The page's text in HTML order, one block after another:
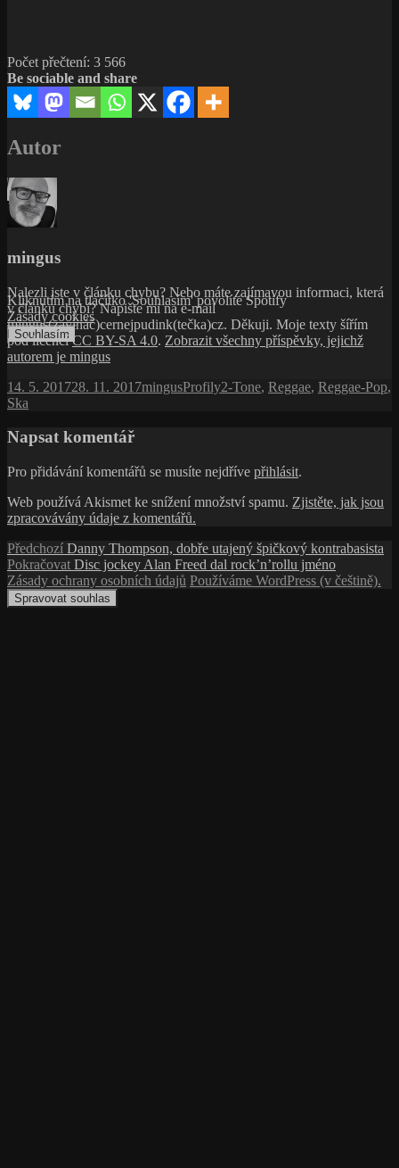
Kliknutím na tlačítko 'Souhlasím' povolíte Spotify
Zásady cookies
Souhlasím
Počet přečtení: 3 566
Be sociable and share
Autor
mingus
Nalezli jste v článku chybu? Nebo máte zajímavou informaci, která
v článku chybí? Napište mi na e-mail
mingus(zavínáč)cernejpudink(tečka)cz. Děkuji. Moje texty šířím
pod licencíCC BY-SA 4.0. Zobrazit všechny příspěvky, jejichž
autorem je mingus
Publikováno:
14. 5. 201728. 11. 2017Autor:
mingusRubriky:
ProfilyŠtítky:
2-Tone, Reggae, Reggae-Pop,
Ska
Napsat komentář
Pro přidávání komentářů se musíte nejdříve přihlásit.
Web používá Akismet ke snížení množství spamu. Zjistěte, jak jsou
zpracovávány údaje z komentářů.
Navigace
pro
příspěvek
Předchozí Předchozí
příspěvek:
Danny Thompson, dobře utajený špičkový kontrabasista
Pokračovat Následující
příspěvek:
Disc jockey Alan Freed dal rock’n’rollu jméno
Zásady ochrany osobních údajů Používáme WordPress (v češtině).
Spravovat souhlas